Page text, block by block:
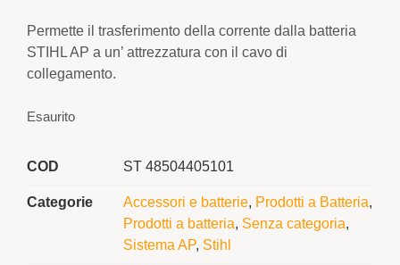
Permette il trasferimento della corrente dalla batteria
STIHL AP a un’ attrezzatura con il cavo di
collegamento.
Esaurito
COD ST 48504405101
Categorie Accessori e batterie, Prodotti a Batteria,
Prodotti a batteria, Senza categoria,
Sistema AP, Stihl